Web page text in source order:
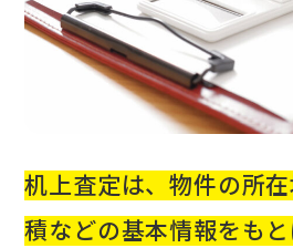
机上査定は、物件の所
積などの基本情報をも